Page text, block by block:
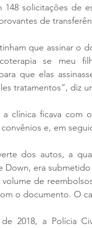
148 solicitações de
de
que assinar o
se meu
que elas
tratamentos”, diz
clínica ficava com
e, em
dos autos, a
Down, era
de
o documento. O
2018, a Polícia